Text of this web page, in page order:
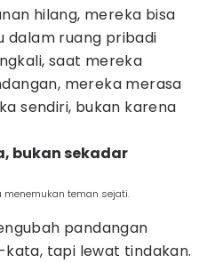
hilang, mereka bisa
dalam ruang pribadi
saat mereka
mereka merasa
sendiri, bukan karena
bukan sekadar
teman sejati.
pandangan
tapi lewat tindakan.